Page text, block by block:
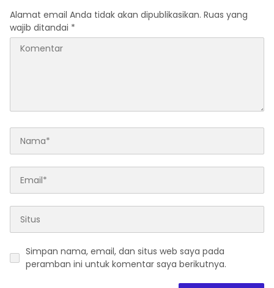
Alamat email Anda tidak akan dipublikasikan. Ruas yang
wajib ditandai *
Simpan nama, email, dan situs web saya pada
peramban ini untuk komentar saya berikutnya.